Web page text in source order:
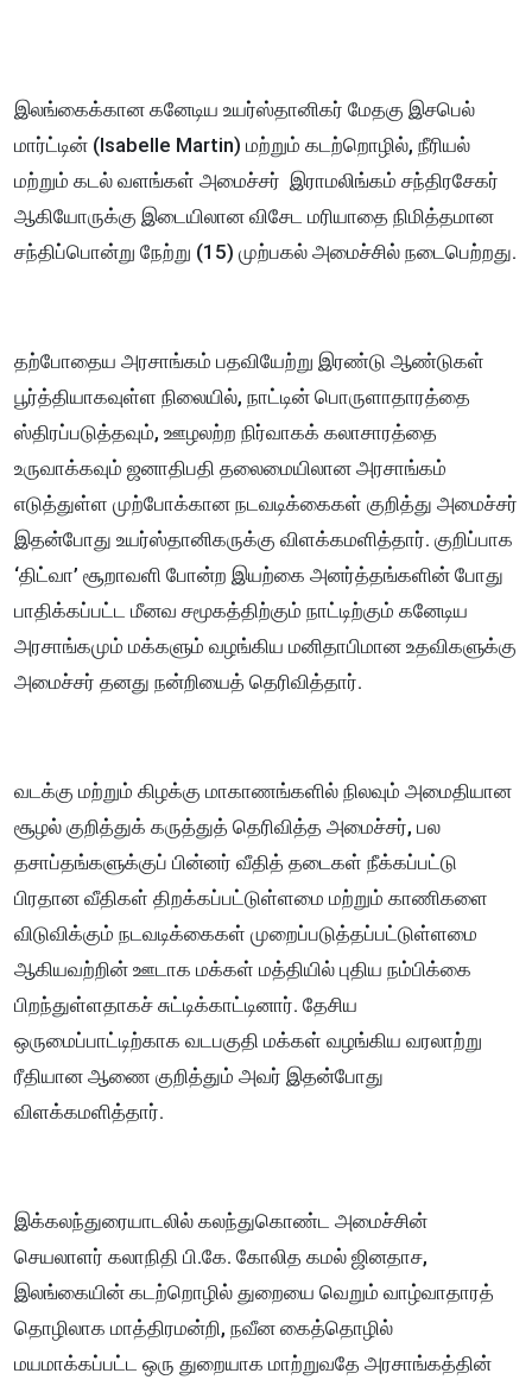
இலங்கைக்கான கனேடிய உயர்ஸ்தானிகர் மேதகு இசபெல்
மார்ட்டின் (Isabelle Martin) மற்றும் கடற்றொழில், நீரியல்
மற்றும் கடல் வளங்கள் அமைச்சர் இராமலிங்கம் சந்திரசேகர்
ஆகியோருக்கு இடையிலான விசேட மரியாதை நிமித்தமான
சந்திப்பொன்று நேற்று (15) முற்பகல் அமைச்சில் நடைபெற்றது.
தற்போதைய அரசாங்கம் பதவியேற்று இரண்டு ஆண்டுகள்
பூர்த்தியாகவுள்ள நிலையில், நாட்டின் பொருளாதாரத்தை
ஸ்திரப்படுத்தவும், ஊழலற்ற நிர்வாகக் கலாசாரத்தை
உருவாக்கவும் ஜனாதிபதி தலைமையிலான அரசாங்கம்
எடுத்துள்ள முற்போக்கான நடவடிக்கைகள் குறித்து அமைச்சர்
இதன்போது உயர்ஸ்தானிகருக்கு விளக்கமளித்தார். குறிப்பாக
‘திட்வா’ சூறாவளி போன்ற இயற்கை அனர்த்தங்களின் போது
பாதிக்கப்பட்ட மீனவ சமூகத்திற்கும் நாட்டிற்கும் கனேடிய
அரசாங்கமும் மக்களும் வழங்கிய மனிதாபிமான உதவிகளுக்கு
அமைச்சர் தனது நன்றியைத் தெரிவித்தார்.
வடக்கு மற்றும் கிழக்கு மாகாணங்களில் நிலவும் அமைதியான
சூழல் குறித்துக் கருத்துத் தெரிவித்த அமைச்சர், பல
தசாப்தங்களுக்குப் பின்னர் வீதித் தடைகள் நீக்கப்பட்டு
பிரதான வீதிகள் திறக்கப்பட்டுள்ளமை மற்றும் காணிகளை
விடுவிக்கும் நடவடிக்கைகள் முறைப்படுத்தப்பட்டுள்ளமை
ஆகியவற்றின் ஊடாக மக்கள் மத்தியில் புதிய நம்பிக்கை
பிறந்துள்ளதாகச் சுட்டிக்காட்டினார். தேசிய
ஒருமைப்பாட்டிற்காக வடபகுதி மக்கள் வழங்கிய வரலாற்று
ரீதியான ஆணை குறித்தும் அவர் இதன்போது
விளக்கமளித்தார்.
இக்கலந்துரையாடலில் கலந்துகொண்ட அமைச்சின்
செயலாளர் கலாநிதி பி.கே. கோலித கமல் ஜினதாச,
இலங்கையின் கடற்றொழில் துறையை வெறும் வாழ்வாதாரத்
தொழிலாக மாத்திரமன்றி, நவீன கைத்தொழில்
மயமாக்கப்பட்ட ஒரு துறையாக மாற்றுவதே அரசாங்கத்தின்